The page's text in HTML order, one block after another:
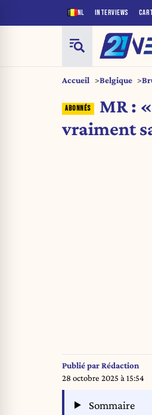
NL INTERVIEWS
Accueil Belgique
MR :
vraiment
Publié parRédaction
28 octobre 2025 à 15:54
Sommaire